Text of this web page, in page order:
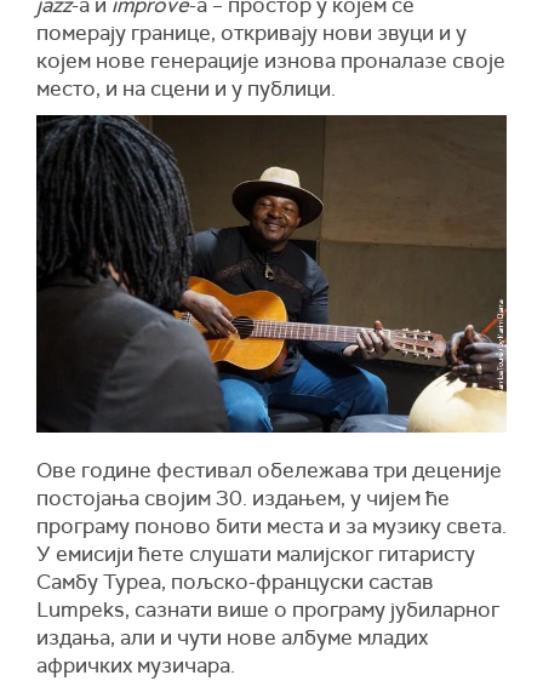
померају границе, откривају нови звуци и у
коjeм нове генерације изнова проналазе своје
место, и на сцени и у публици.
Ове године фестивал обележава три деценије
постојања својим 30. издањем, у чијем ће
програму поново бити места и за музику света.
У емисији ћете слушати малијског гитаристу
Самбу Туреа, пољско-француски састав
Lumpeks, сазнати више о програму јубиларног
издања, али и чути нове албуме младих
афричких музичара.